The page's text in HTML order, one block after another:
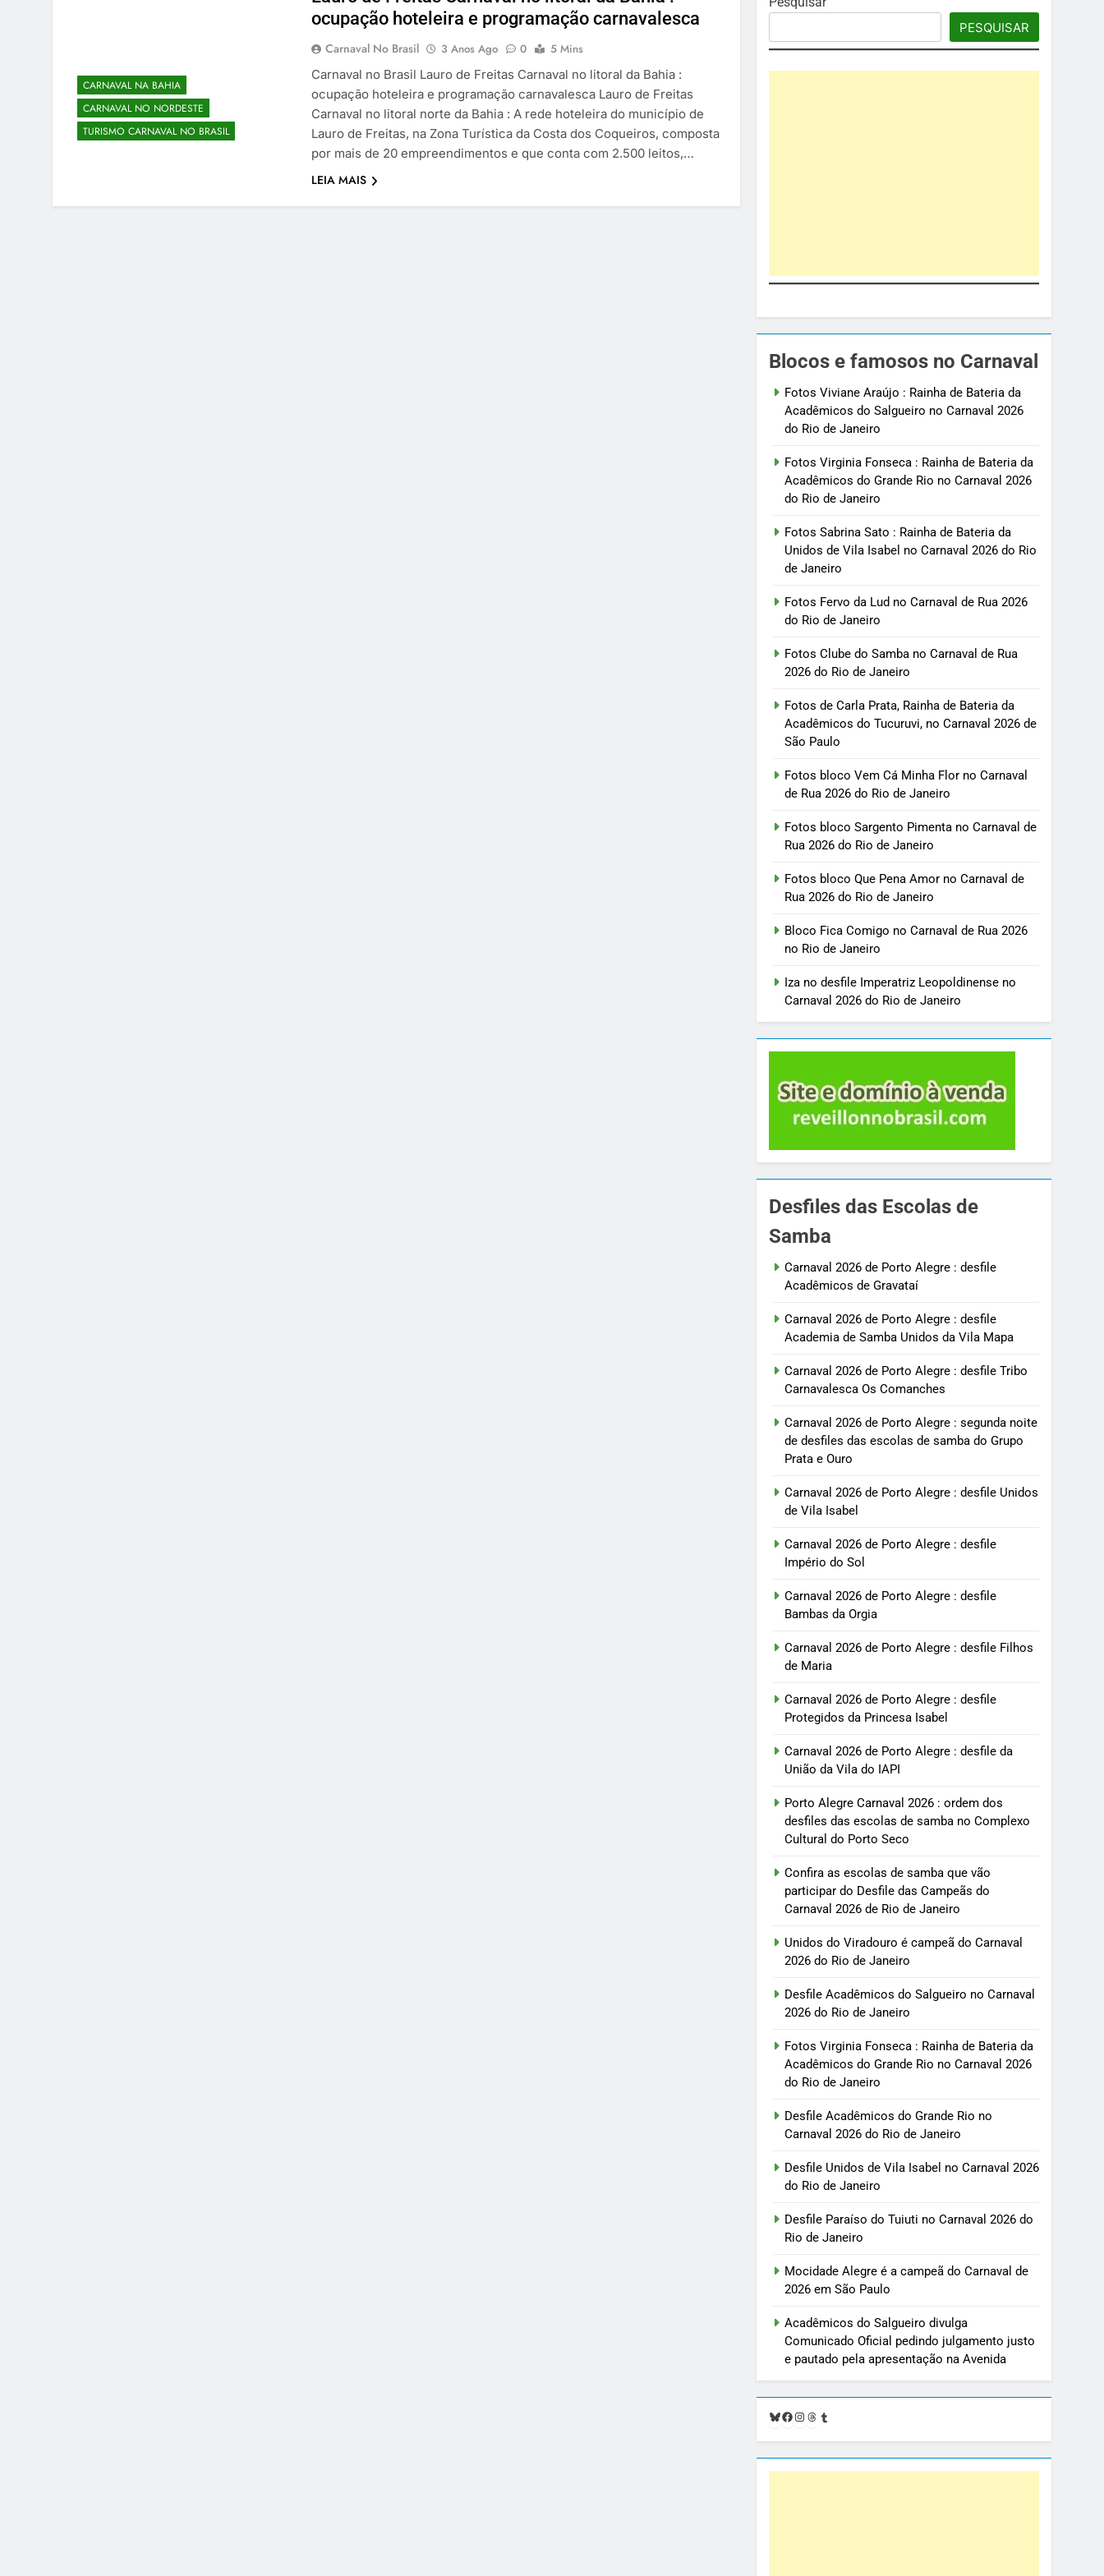
CARNAVAL NA BAHIA
CARNAVAL NO NORDESTE
TURISMO CARNAVAL NO BRASIL
ocupação hoteleira e programação carnavalesca
Carnaval No Brasil 3 Anos Ago 0
5 Mins
Carnaval no Brasil Lauro de Freitas Carnaval no litoral da Bahia :
ocupação hoteleira e programação carnavalesca Lauro de Freitas
Carnaval no litoral norte da Bahia : A rede hoteleira do município de
Lauro de Freitas, na Zona Turística da Costa dos Coqueiros, composta
por mais de 20 empreendimentos e que conta com 2.500 leitos,…
LEIA MAIS
PESQUISAR
Blocos e famosos no Carnaval
Fotos Viviane Araújo : Rainha de Bateria da
Acadêmicos do Salgueiro no Carnaval 2026
do Rio de Janeiro
Fotos Virginia Fonseca : Rainha de Bateria da
Acadêmicos do Grande Rio no Carnaval 2026
do Rio de Janeiro
Fotos Sabrina Sato : Rainha de Bateria da
Unidos de Vila Isabel no Carnaval 2026 do Rio
de Janeiro
Fotos Fervo da Lud no Carnaval de Rua 2026
do Rio de Janeiro
Fotos Clube do Samba no Carnaval de Rua
2026 do Rio de Janeiro
Fotos de Carla Prata, Rainha de Bateria da
Acadêmicos do Tucuruvi, no Carnaval 2026 de
São Paulo
Fotos bloco Vem Cá Minha Flor no Carnaval
de Rua 2026 do Rio de Janeiro
Fotos bloco Sargento Pimenta no Carnaval de
Rua 2026 do Rio de Janeiro
Fotos bloco Que Pena Amor no Carnaval de
Rua 2026 do Rio de Janeiro
Bloco Fica Comigo no Carnaval de Rua 2026
no Rio de Janeiro
Iza no desfile Imperatriz Leopoldinense no
Carnaval 2026 do Rio de Janeiro
Desfiles das Escolas de
Samba
Carnaval 2026 de Porto Alegre : desfile
Acadêmicos de Gravataí
Carnaval 2026 de Porto Alegre : desfile
Academia de Samba Unidos da Vila Mapa
Carnaval 2026 de Porto Alegre : desfile Tribo
Carnavalesca Os Comanches
Carnaval 2026 de Porto Alegre : segunda noite
de desfiles das escolas de samba do Grupo
Prata e Ouro
Carnaval 2026 de Porto Alegre : desfile Unidos
de Vila Isabel
Carnaval 2026 de Porto Alegre : desfile
Império do Sol
Carnaval 2026 de Porto Alegre : desfile
Bambas da Orgia
Carnaval 2026 de Porto Alegre : desfile Filhos
de Maria
Carnaval 2026 de Porto Alegre : desfile
Protegidos da Princesa Isabel
Carnaval 2026 de Porto Alegre : desfile da
União da Vila do IAPI
Porto Alegre Carnaval 2026 : ordem dos
desfiles das escolas de samba no Complexo
Cultural do Porto Seco
Confira as escolas de samba que vão
participar do Desfile das Campeãs do
Carnaval 2026 de Rio de Janeiro
Unidos do Viradouro é campeã do Carnaval
2026 do Rio de Janeiro
Desfile Acadêmicos do Salgueiro no Carnaval
2026 do Rio de Janeiro
Fotos Virginia Fonseca : Rainha de Bateria da
Acadêmicos do Grande Rio no Carnaval 2026
do Rio de Janeiro
Desfile Acadêmicos do Grande Rio no
Carnaval 2026 do Rio de Janeiro
Desfile Unidos de Vila Isabel no Carnaval 2026
do Rio de Janeiro
Desfile Paraíso do Tuiuti no Carnaval 2026 do
Rio de Janeiro
Mocidade Alegre é a campeã do Carnaval de
2026 em São Paulo
Acadêmicos do Salgueiro divulga
Comunicado Oficial pedindo julgamento justo
e pautado pela apresentação na Avenida
Bluesky
Facebook
Instagram
Threads